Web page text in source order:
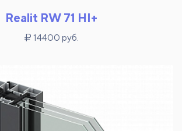
Realit RW 71 HI+
14400 руб.